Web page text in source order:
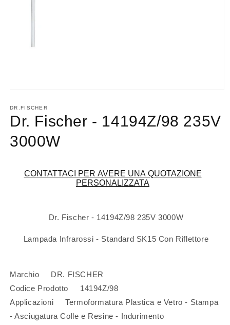
multimediali
1
in
modale
DR.FISCHER
Dr. Fischer - 14194Z/98 235V
3000W
CONTATTACI PER AVERE UNA QUOTAZIONE
PERSONALIZZATA
Dr. Fischer - 14194Z/98 235V 3000W
Lampada Infrarossi - Standard SK15 Con Riflettore
Marchio DR. FISCHER
Codice Prodotto 14194Z/98
Applicazioni Termoformatura Plastica e Vetro - Stampa
- Asciugatura Colle e Resine - Indurimento